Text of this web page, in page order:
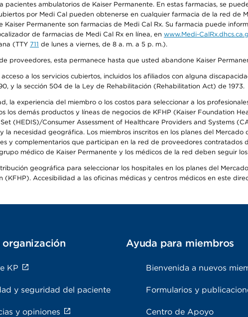
pacientes ambulatorios de Kaiser Permanente. En estas farmacias, se
por Medi Cal pueden obtenerse en cualquier farmacia de la red de
Permanente son farmacias de Medi Cal Rx. Su farmacia puede
de farmacias de Medi Cal Rx en línea, en www.Medi-
(TTY 711 de lunes a viernes, de 8 a. m. a 5 p. m.).
proveedores, esta permanece hasta que usted abandone Kaiser
a los servicios cubiertos, incluidos los afiliados con alguna
y la sección 504 de la Ley de Rehabilitación (Rehabilitation Act) de 1973.
la experiencia del miembro o los costos para seleccionar a los
los demás productos y líneas de negocios de KFHP (Kaiser Foundation
(HEDIS)/Consumer Assessment of Healthcare Providers and Systems
necesidad geográfica. Los miembros inscritos en los planes del Mercado
y complementarios que participan en la red de proveedores contratados
médico de Kaiser Permanente y los médicos de la red deben seguir
geográfica para seleccionar los hospitales en los planes del
Accesibilidad a las oficinas médicas y centros médicos en este
organización
KP
y seguridad del paciente
y opiniones
Ayuda para miembros
Bienvenida a nuevos
Formularios y
Centro de Apoyo